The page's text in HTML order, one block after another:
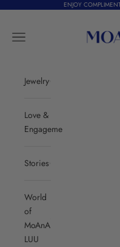
ENJOY
Navigation menu
Jewelry
Love &
Engagement
Stories
World
of
MoAnA
LUU